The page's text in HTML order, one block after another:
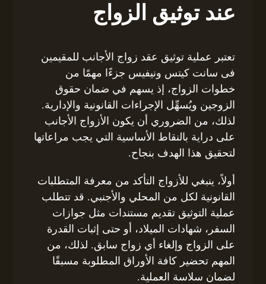
عند توثيق الزواج
تعتبر عملية توثيق عقد زواج الأجانب للمقيمين
فى سانت كيتس ونيفيس جزءًا مهمًا من
خطوات الزواج، إذ يسهم في ضمان حقوق
الزوجين ويُسهِّل الإجراءات القانونية والإدارية.
لذلك، من الضروري أن يكون الأزواج الأجانب
على دراية بالنقاط الأساسية التي يجب مراعاتها
لتحقيق هذا الهدف بنجاح.
أولاً، ينبغي للأزواج التأكد من معرفة المتطلبات
القانونية لكل من المحلي والأجنبي. قد تتطلب
عملية التوثيق تقديم مستندات مثل جوازات
السفر، شهادات الميلاد، أو حتى إثبات القدرة
على الزواج وإلغاء أي زواج سابق. لذلك، من
المهم تحضير كافة الأوراق المطلوبة مسبقًا
لضمان سلاسة العملية.